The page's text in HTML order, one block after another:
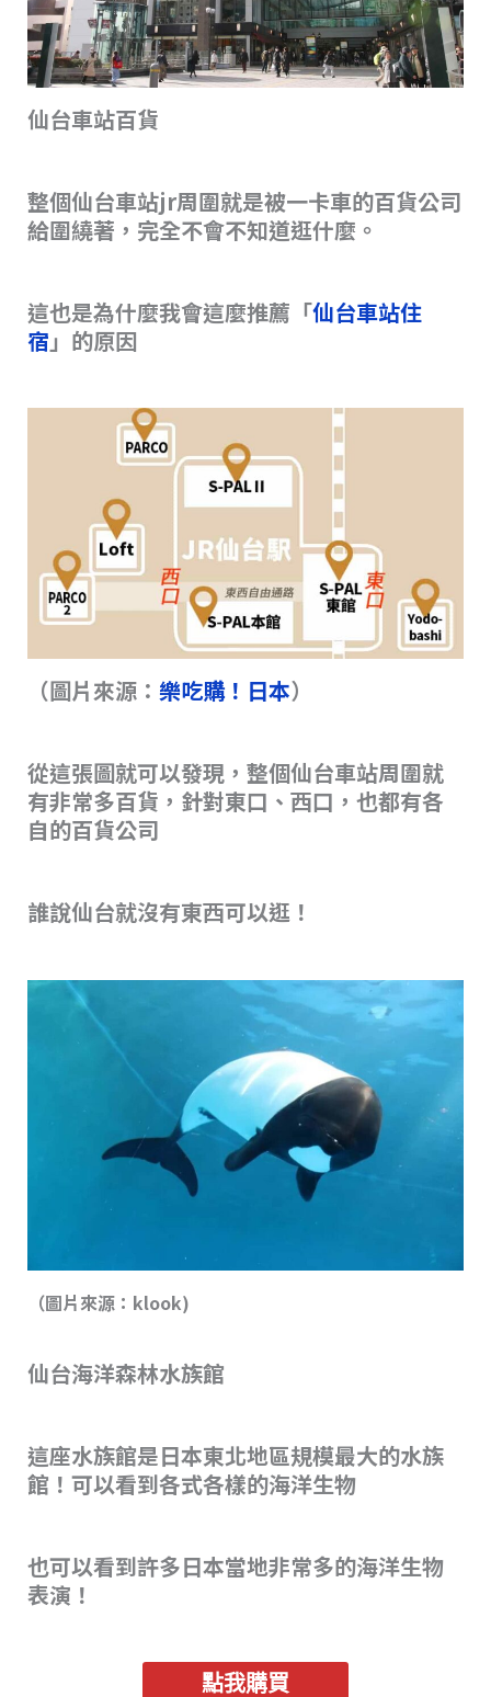
仙台車站百貨
整個仙台車站jr周圍就是被一卡車的百貨公司
給圍繞著，完全不會不知道逛什麼。
這也是為什麼我會這麼推薦「仙台車站住
宿」的原因
（圖片來源： 樂吃購！日本）
從這張圖就可以發現，整個仙台車站周圍就
有非常多百貨，針對東口、西口，也都有各
自的百貨公司
誰說仙台就沒有東西可以逛！
（圖片來源：klook)
仙台海洋森林水族館
這座水族館是日本東北地區規模最大的水族
館！可以看到各式各樣的海洋生物
也可以看到許多日本當地非常多的海洋生物
表演！
點我購買